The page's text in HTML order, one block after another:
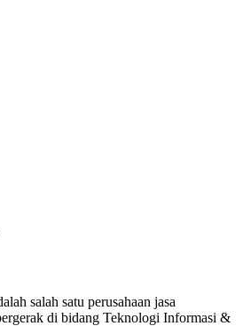
salah satu perusahaan jasa
di bidang Teknologi Informasi &